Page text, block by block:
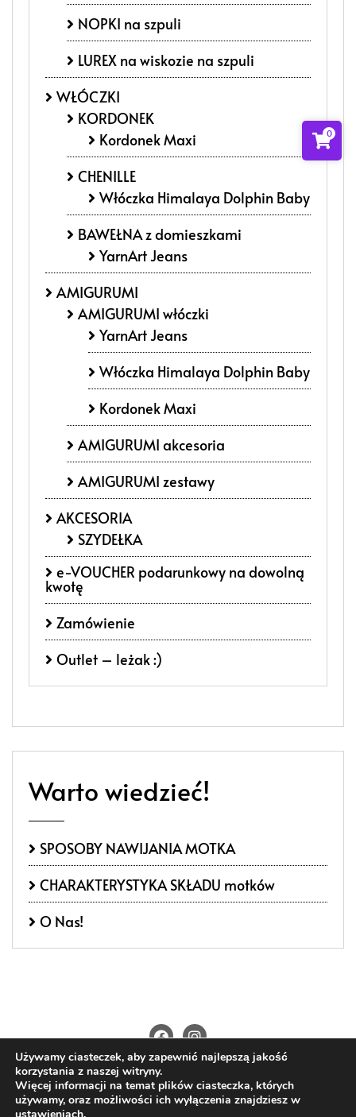
NOPKI na szpuli
LUREX na wiskozie na szpuli
WŁÓCZKI
KORDONEK
Kordonek Maxi
CHENILLE
Włóczka Himalaya Dolphin Baby
BAWEŁNA z domieszkami
YarnArt Jeans
AMIGURUMI
AMIGURUMI włóczki
YarnArt Jeans
Włóczka Himalaya Dolphin Baby
Kordonek Maxi
AMIGURUMI akcesoria
AMIGURUMI zestawy
AKCESORIA
SZYDEŁKA
e-VOUCHER podarunkowy na dowolną
kwotę
Zamówienie
Outlet – leżak :)
Warto wiedzieć!
SPOSOBY NAWIJANIA MOTKA
CHARAKTERYSTYKA SKŁADU motków
O Nas!
O Nas Kontakt Polityka prywatności
Regulamin
Wysyłka i płatności
Copyright ©2026 4nitki.pl . All rights reserved.
Używamy ciasteczek, aby zapewnić najlepszą jakość
korzystania z naszej witryny.
Więcej informacji na temat plików ciasteczka, których
używamy, oraz możliwości ich wyłączenia znajdziesz w
0